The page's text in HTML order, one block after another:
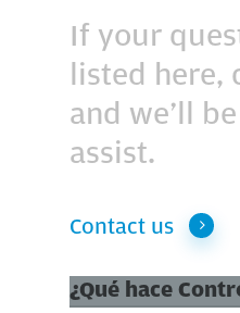
If your
listed here,
and we’ll
assist.
Contact us
¿Qué hace